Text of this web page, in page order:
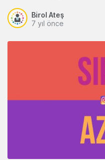
Birol Ateş
7 yıl önce